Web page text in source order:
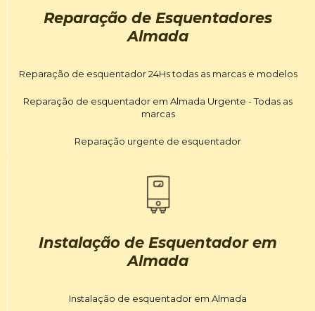
Reparação de Esquentadores
Almada
Reparação de esquentador 24Hs todas as marcas e modelos
Reparação de esquentador em Almada Urgente - Todas as
marcas
Reparação urgente de esquentador
Instalação de Esquentador em
Almada
Instalação de esquentador em Almada